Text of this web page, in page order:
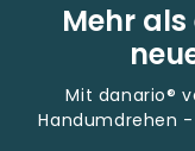
Mehr als
Mit danario®
Handumdrehen